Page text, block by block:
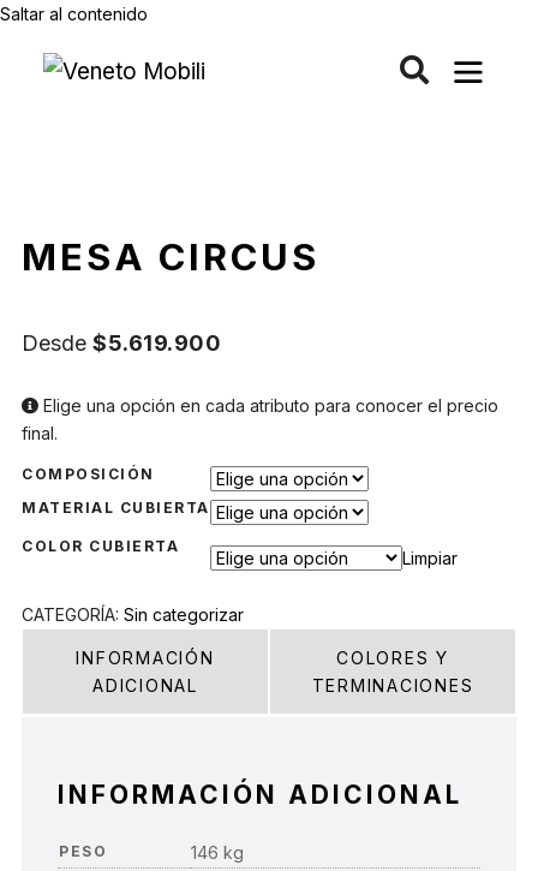
Saltar al contenido
MESA CIRCUS
Desde $5.619.900
Elige una opción en cada atributo para conocer el precio
final.
COMPOSICIÓN
MATERIAL CUBIERTA
COLOR CUBIERTA
Limpiar
CATEGORÍA: Sin categorizar
INFORMACIÓN
ADICIONAL
COLORES Y
TERMINACIONES
INFORMACIÓN ADICIONAL
PESO 146 kg